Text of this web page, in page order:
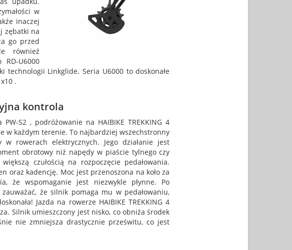
w
inaczej
zębatki na
go przed
również
U6000
technologii Linkglide. Seria U6000 to doskonałe
.
kontrola
S2 , podróżowanie na HAIBIKE TREKKING 4
w każdym terenie. To najbardziej wszechstronny
rowerach elektrycznych. Jego działanie jest
obrotowy niż napędy w piaście tylnego czy
czułością na rozpoczęcie pedałowania.
oraz kadencję. Moc jest przenoszona na koło za
że wspomaganie jest niezwykle płynne. Po
że silnik pomaga mu w pedałowaniu,
Jazda na rowerze HAIBIKE TREKKING 4
Silnik umieszczony jest nisko, co obniża środek
nie zmniejsza drastycznie prześwitu, co jest